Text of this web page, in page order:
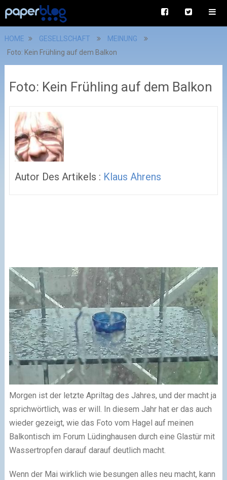
HOME GESELLSCHAFT
MEINUNG
Foto: Kein Frühling auf dem Balkon
Foto: Kein Frühling auf dem Balkon
Autor Des Artikels : Klaus Ahrens
Morgen ist der letzte Apriltag des Jahres, und der macht ja
sprichwörtlich, was er will. In diesem Jahr hat er das auch
wieder gezeigt, wie das Foto vom Hagel auf meinen
Balkontisch im Forum Lüdinghausen durch eine Glastür mit
Wassertropfen darauf darauf deutlich macht.
Wenn der Mai wirklich wie besungen alles neu macht, kann